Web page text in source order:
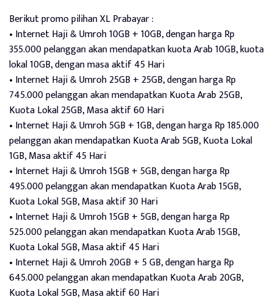
Berikut promo pilihan XL Prabayar :
• Internet Haji & Umroh 10GB + 10GB, dengan harga Rp
355.000 pelanggan akan mendapatkan kuota Arab 10GB, kuota
lokal 10GB, dengan masa aktif 45 Hari
• Internet Haji & Umroh 25GB + 25GB, dengan harga Rp
745.000 pelanggan akan mendapatkan Kuota Arab 25GB,
Kuota Lokal 25GB, Masa aktif 60 Hari
• Internet Haji & Umroh 5GB + 1GB, dengan harga Rp 185.000
pelanggan akan mendapatkan Kuota Arab 5GB, Kuota Lokal
1GB, Masa aktif 45 Hari
• Internet Haji & Umroh 15GB + 5GB, dengan harga Rp
495.000 pelanggan akan mendapatkan Kuota Arab 15GB,
Kuota Lokal 5GB, Masa aktif 30 Hari
• Internet Haji & Umroh 15GB + 5GB, dengan harga Rp
525.000 pelanggan akan mendapatkan Kuota Arab 15GB,
Kuota Lokal 5GB, Masa aktif 45 Hari
• Internet Haji & Umroh 20GB + 5 GB, dengan harga Rp
645.000 pelanggan akan mendapatkan Kuota Arab 20GB,
Kuota Lokal 5GB, Masa aktif 60 Hari